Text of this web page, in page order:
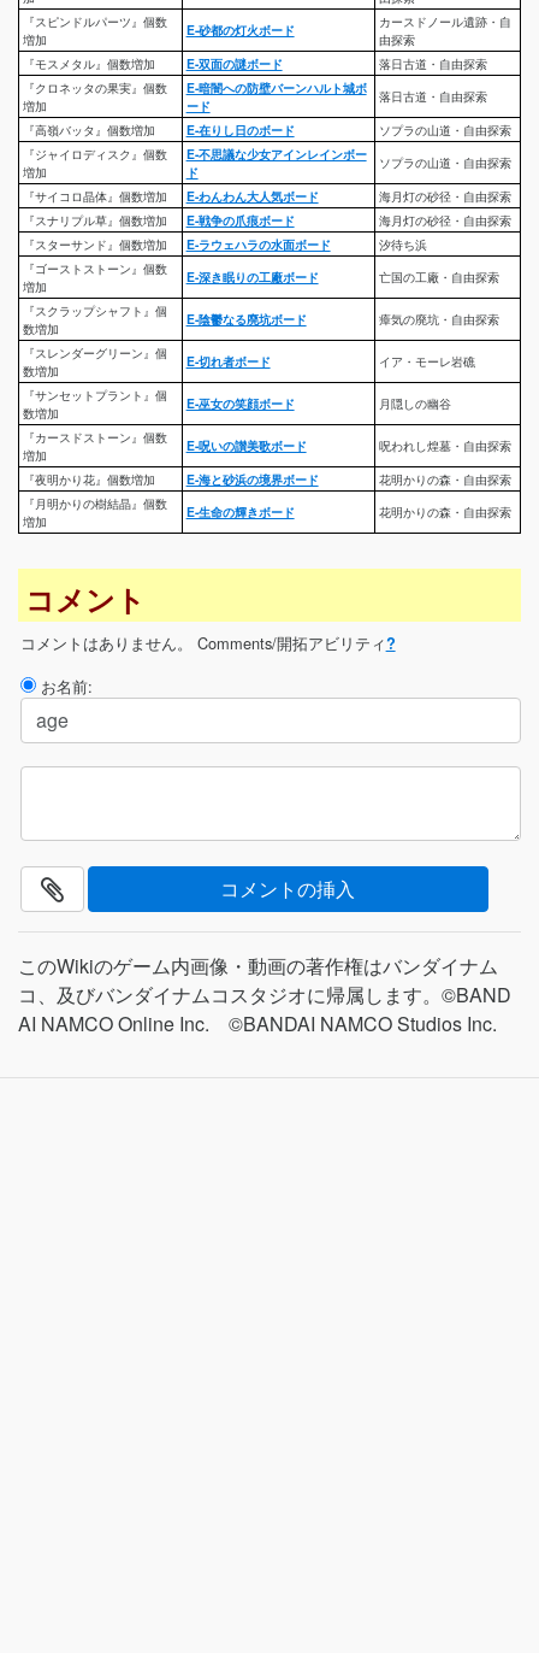
『スピンドルパーツ』個数
増加
E-砂都の灯火ボード
カースドノール遺跡・自
由探索
『モスメタル』個数増加
E-双面の謎ボード
落日古道・自由探索
『クロネッタの果実』個数
増加
E-暗闇への防壁バーンハルト城ボ
ード
落日古道・自由探索
『高嶺バッタ』個数増加
E-在りし日のボード
ソプラの山道・自由探索
『ジャイロディスク』個数
増加
E-不思議な少女アインレインボー
ド
ソプラの山道・自由探索
『サイコロ晶体』個数増加
E-わんわん大人気ボード
海月灯の砂径・自由探索
『スナリプル草』個数増加
E-戦争の爪痕ボード
海月灯の砂径・自由探索
『スターサンド』個数増加
E-ラウェハラの水面ボード
汐待ち浜
『ゴーストストーン』個数
増加
E-深き眠りの工廠ボード
亡国の工廠・自由探索
『スクラップシャフト』個
数増加
E-陰鬱なる廃坑ボード
瘴気の廃坑・自由探索
『スレンダーグリーン』個
数増加
E-切れ者ボード
イア・モーレ岩礁
『サンセットプラント』個
数増加
E-巫女の笑顔ボード
月隠しの幽谷
『カースドストーン』個数
増加
E-呪いの讃美歌ボード
呪われし煌墓・自由探索
『夜明かり花』個数増加
E-海と砂浜の境界ボード
花明かりの森・自由探索
『月明かりの樹結晶』個数
増加
E-生命の輝きボード 花明かりの森・自由探索
コメント
コメントはありません。 Comments/開拓アビリティ?
お名前:
このWikiのゲーム内画像・動画の著作権はバンダイナム
コ、及びバンダイナムコスタジオに帰属します。©BAND
AI NAMCO Online Inc. ©BANDAI NAMCO Studios Inc.